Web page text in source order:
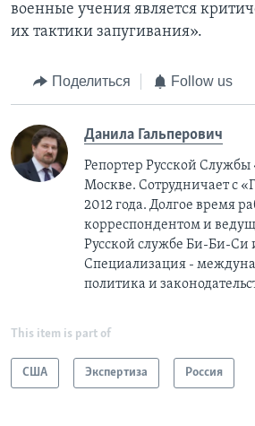
военные учения является
их тактики запугивания».
Поделиться Follow us
Данила Гальперович
Репортер Русской
Москве. Сотрудничает с
2012 года. Долгое время
корреспондентом и
Русской службе Би-Би-Си
Специализация -
политика и
This item is part of
США Экспертиза Россия